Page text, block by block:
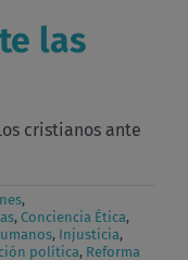
las
cristianos ante
,
, Conciencia Ética,
, Injusticia,
política, Reforma